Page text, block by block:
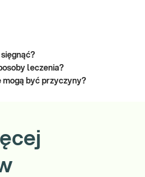
leczenia?
mogą być przyczyny?